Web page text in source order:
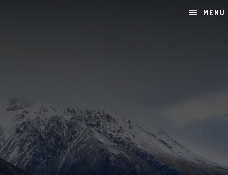
MENU